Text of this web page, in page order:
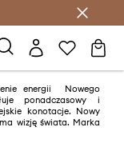
energii Nowego
ponadczasowy i
konotacje. Nowy
wizję świata. Marka